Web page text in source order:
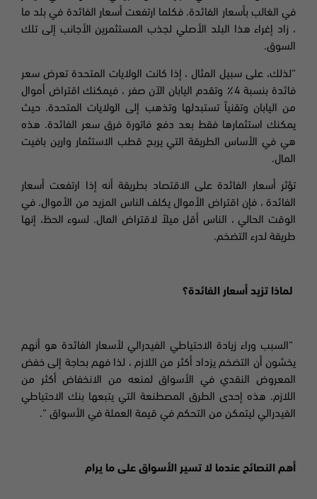
في الغالب بأسعار الفائدة. فكلما ارتفعت أسعار الفائدة في بلد ما
، زاد إغراء هذا البلد الأصلي لجذب المستثمرين الأجانب إلى تلك
السوق.
“لذلك، على سبيل المثال ، إذا كانت الولايات المتحدة تعرض سعر
فائدة بنسبة 4٪ وتقدم اليابان الآن صفر ، فيمكنك اقتراض أموال
من اليابان وتقنياً تستبدلها وتذهب إلى الولايات المتحدة. حيث
يمكنك استثمارها فقط بعد دفع فاتورة فرق سعر الفائدة. هذه
هي في الأساس الطريقة التي يربح قطب الاستثمار وارين بافيت
المال.
تؤثر أسعار الفائدة على الاقتصاد بطريقة أنه إذا ارتفعت أسعار
الفائدة ، فإن اقتراض الأموال يكلف الناس المزيد من الأموال. في
الوقت الحالي ، الناس أقل ميلاً لاقتراض المال. لسوء الحظ، إنها
طريقة لدرء التضخم.
لماذا تزيد أسعار الفائدة؟
“السبب وراء زيادة الاحتياطي الفيدرالي لأسعار الفائدة هو أنهم
يخشون أن التضخم يزداد أكثر من اللازم ، لذا فهم بحاجة إلى خفض
المعروض النقدي في الأسواق لمنعه من الانخفاض أكثر من
اللازم. هذه إحدى الطرق المصطنعة
التي يتبعها بنك الاحتياطي
الفيدرالي ليتمكن من التحكم في قيمة العملة في الأسواق “.
أهم النصائح عندما لا تسير الأسواق على ما يرام